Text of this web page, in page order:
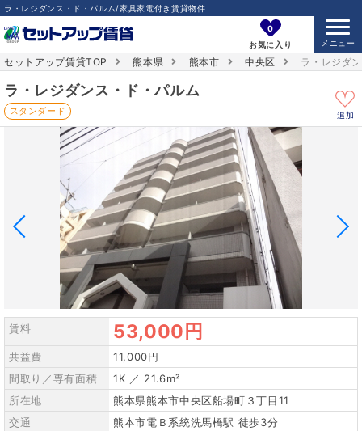
ラ・レジダンス・ド・パルム/家具家電付き賃貸物件
0
お気に入り
セットアップ賃貸TOP 熊本県 熊本市 中央区 ラ・レジダ
ラ・レジダンス・ド・パルム
スタンダード 追加
賃料 53,000円
共益費
11,000円
間取り／専有面積
1K ／ 21.6m²
所在地
熊本県熊本市中央区船場町３丁目11
交通
熊本市電Ｂ系統洗馬橋駅 徒歩3分